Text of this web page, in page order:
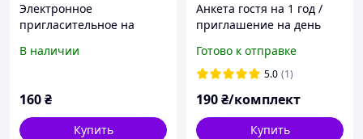
Электронное
пригласительное на
ферме"
В наличии
160₴
Купить
Анкета гостя на 1 год /
приглашение на день
будущее двустороннее
10×15 см, картон 300 г, 8
Готово к отправке
5.0 (1)
190₴/комплект
Купить